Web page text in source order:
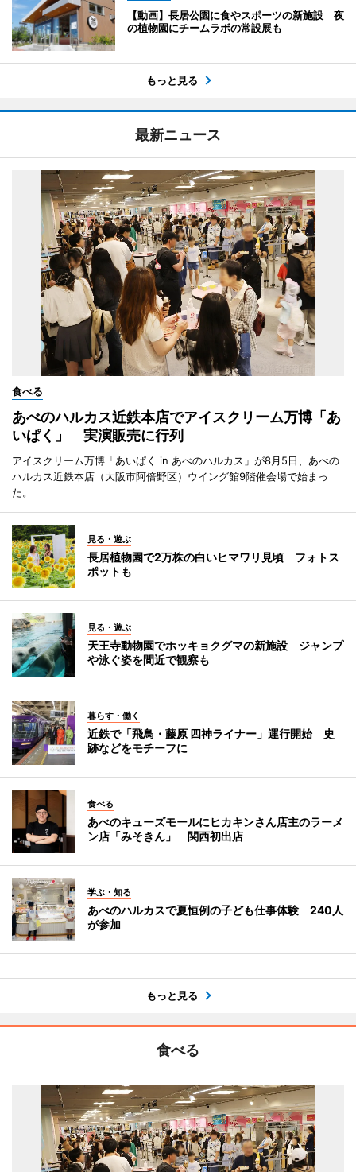
【動画】長居公園に食やスポーツの新施設 夜
の植物園にチームラボの常設展も
もっと見る
最新ニュース
食べる
あべのハルカス近鉄本店でアイスクリーム万博「あ
いぱく」 実演販売に行列
アイスクリーム万博「あいぱく in あべのハルカス」が8月5日、あべの
ハルカス近鉄本店（大阪市阿倍野区）ウイング館9階催会場で始まっ
た。
見る・遊ぶ
長居植物園で2万株の白いヒマワリ見頃 フォトス
ポットも
見る・遊ぶ
天王寺動物園でホッキョクグマの新施設 ジャンプ
や泳ぐ姿を間近で観察も
暮らす・働く
近鉄で「飛鳥・藤原 四神ライナー」運行開始 史
跡などをモチーフに
食べる
あべのキューズモールにヒカキンさん店主のラーメ
ン店「みそきん」 関西初出店
学ぶ・知る
あべのハルカスで夏恒例の子ども仕事体験 240人
が参加
もっと見る
食べる